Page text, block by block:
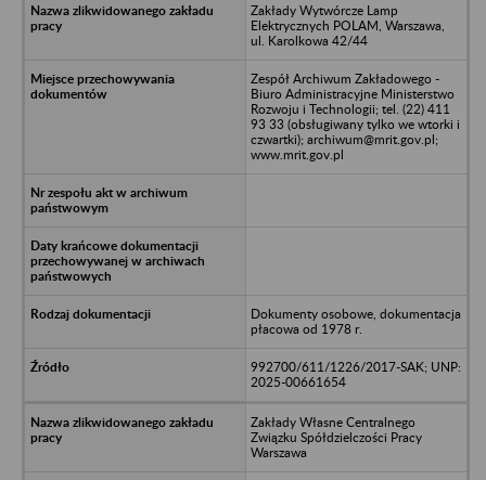
Zakłady Wytwórcze Lamp
Elektrycznych POLAM, Warszawa,
ul. Karolkowa 42/44
Zespół Archiwum Zakładowego -
Biuro Administracyjne Ministerstwo
Rozwoju i Technologii; tel. (22) 411
93 33 (obsługiwany tylko we wtorki i
czwartki); archiwum@mrit.gov.pl;
www.mrit.gov.pl
Dokumenty osobowe, dokumentacja
płacowa od 1978 r.
992700/611/1226/2017-SAK; UNP:
2025-00661654
Zakłady Własne Centralnego
Związku Spółdzielczości Pracy
Warszawa